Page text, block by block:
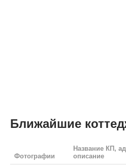
Ближайшие
Фотографии
Название КП,
описание